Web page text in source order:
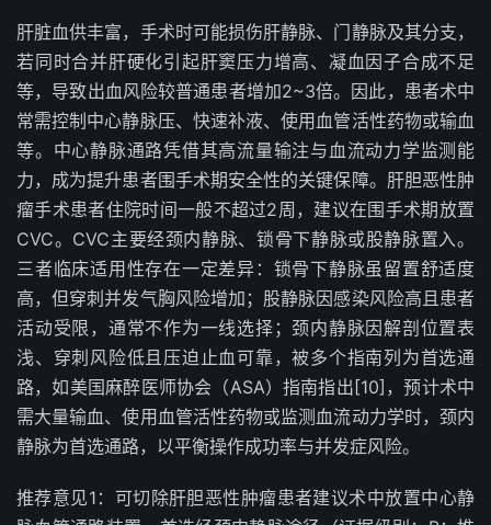
肝脏血供丰富，手术时可能损伤肝静脉、门静脉及其分支，
若同时合并肝硬化引起肝窦压力增高、凝血因子合成不足
等，导致出血风险较普通患者增加2~3倍。因此，患者术中
常需控制中心静脉压、快速补液、使用血管活性药物或输血
等。中心静脉通路凭借其高流量输注与血流动力学监测能
力，成为提升患者围手术期安全性的关键保障。肝胆恶性肿
瘤手术患者住院时间一般不超过2周，建议在围手术期放置
CVC。 CVC主要经颈内静脉、锁骨下静脉或股静脉置入。
三者临床适用性存在一定差异：锁骨下静脉虽留置舒适度
高，但穿刺并发气胸风险增加；股静脉因感染风险高且患者
活动受限，通常不作为一线选择；颈内静脉因解剖位置表
浅、穿刺风险低且压迫止血可靠，被多个指南列为首选通
路，如美国麻醉医师协会（ASA）指南指出 [10] ，预计术中
需大量输血、使用血管活性药物或监测血流动力学时，颈内
静脉为首选通路，以平衡操作成功率与并发症风险。
推荐意见1 ：可切除肝胆恶性肿瘤患者建议术中放置中心静